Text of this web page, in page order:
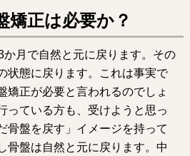
矯正は必要か？
月で自然と元に戻ります。その
状態に戻ります。これは事実で
矯正が必要と言われるのでしょ
っている方も、受けようと思っ
骨盤を戻す」イメージを持って
骨盤は自然と元に戻ります。中